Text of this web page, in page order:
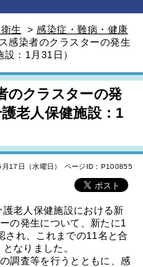
生 > 感染症・難病・健康
感染者のクラスターの発生
：1月31日）
のクラスターの発
老人保健施設：1
17日（水曜日） ページID：P100855
老人保健施設における新
の発生について、新たに1
され、これまでの11名と合
なりました。
調査等を行うとともに、感